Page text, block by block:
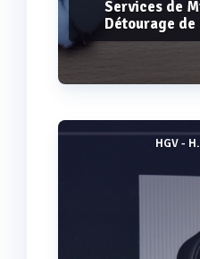
Services de
Détourage
HGV -